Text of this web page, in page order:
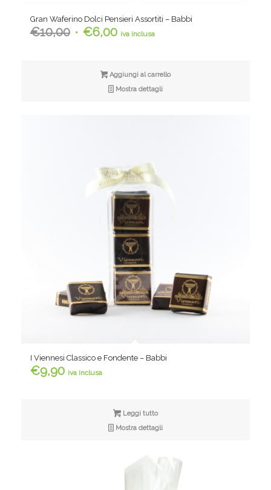
Gran Waferino Dolci Pensieri Assortiti – Babbi
€10,00 Il
€10,00.
€6,00Il
è:
€6,00.
iva inclusa
Aggiungi al carrello
Mostra dettagli
I Viennesi Classico e Fondente – Babbi
€9,90 iva inclusa
Leggi tutto
Mostra dettagli